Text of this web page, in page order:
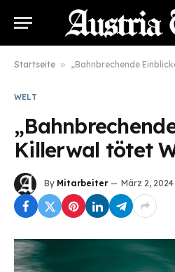
Startseite » „Bahnbrechende
WELT
Killerwal tötet
By Mitarbeiter März 2, 2024